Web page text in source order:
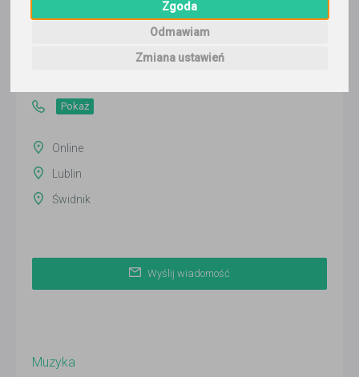
Zgoda
Odmawiam
Zmiana ustawień
Wyślij wiadomość
Pokaż
Online
Lublin
Świdnik
Wyślij wiadomość
Muzyka